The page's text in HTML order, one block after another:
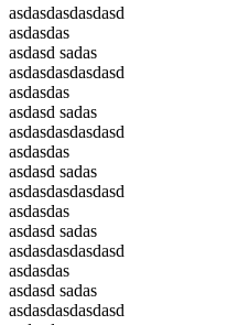
asdasdasdasdasd
asdasdas
asdasd sadas
asdasdasdasdasd
asdasdas
asdasd sadas
asdasdasdasdasd
asdasdas
asdasd sadas
asdasdasdasdasd
asdasdas
asdasd sadas
asdasdasdasdasd
asdasdas
asdasd sadas
asdasdasdasdasd